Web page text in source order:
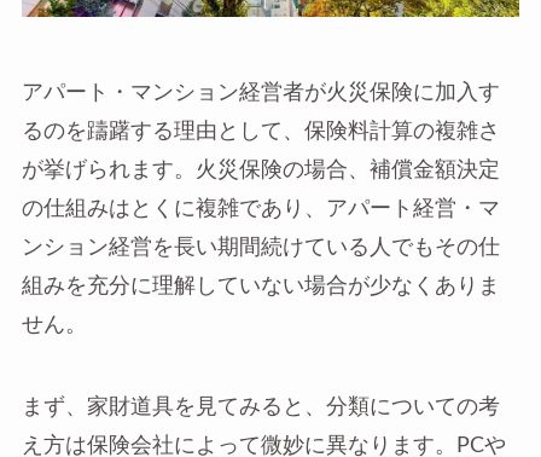
アパート・マンション経営者が火災保険に加入す
るのを躊躇する理由として、保険料計算の複雑さ
が挙げられます。火災保険の場合、補償金額決定
の仕組みはとくに複雑であり、アパート経営・マ
ンション経営を長い期間続けている人でもその仕
組みを充分に理解していない場合が少なくありま
せん。
まず、家財道具を見てみると、分類についての考
え方は保険会社によって微妙に異なります。PCや